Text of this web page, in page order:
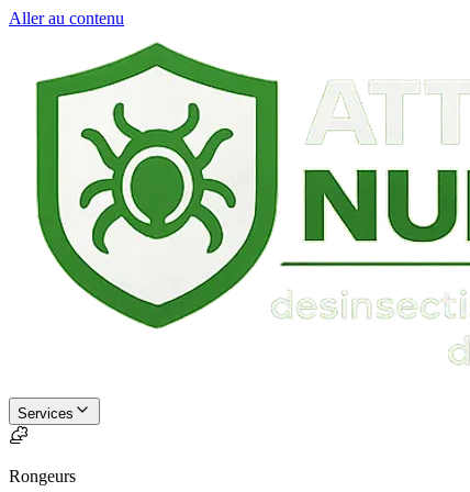
Aller au contenu
Services
Rongeurs